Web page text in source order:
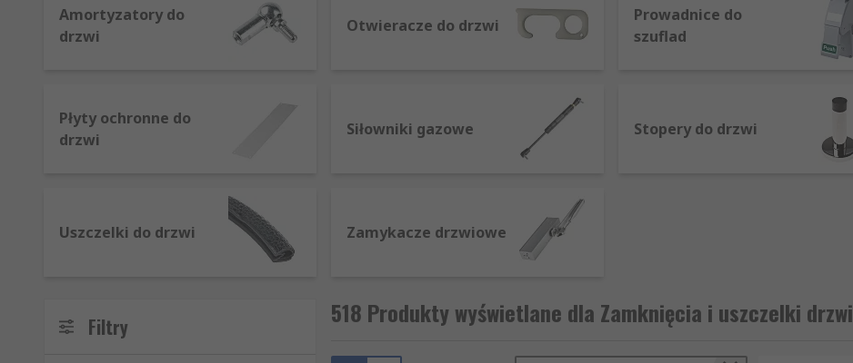
Amortyzatory do
drzwi
Otwieracze do drzwi
Prowadnice do
szuflad
Płyty ochronne do
drzwi
Siłowniki gazowe Stopery do drzwi
Uszczelki do drzwi Zamykacze drzwiowe
Filtry 518 Produkty wyświetlane dla Zamknięcia i uszczelki drzwi